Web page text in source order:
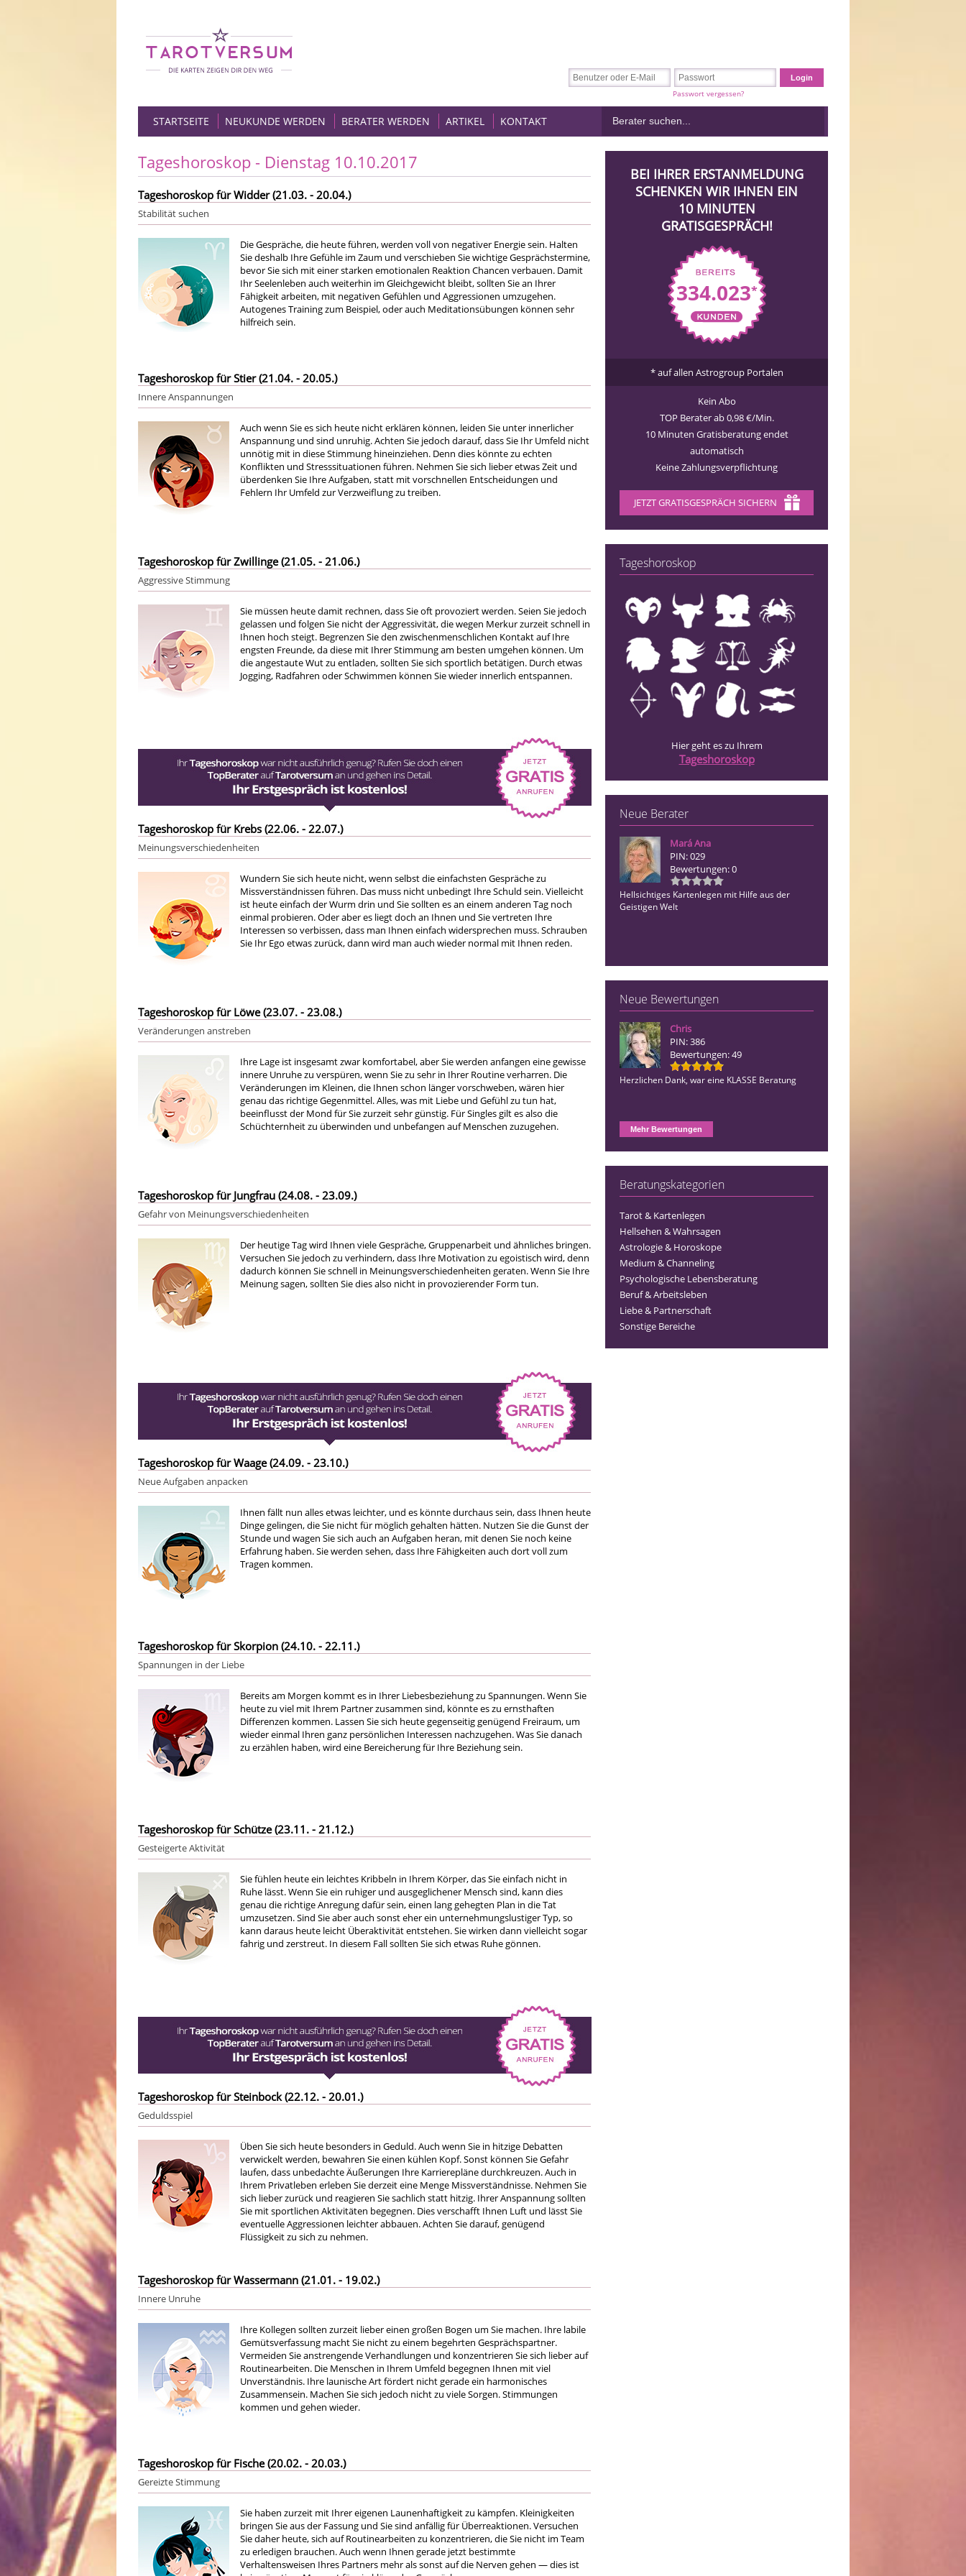
Passwort vergessen?
STARTSEITE NEUKUNDE WERDEN BERATER WERDEN ARTIKEL KONTAKT
BEI IHRER ERSTANMELDUNG
SCHENKEN WIR IHNEN EIN
10 MINUTEN
GRATISGESPRÄCH!
334.023*
* auf allen Astrogroup Portalen
Kein Abo
TOP Berater ab 0,98 €/Min.
10 Minuten Gratisberatung endet
automatisch
Keine Zahlungsverpflichtung
JETZT GRATISGESPRÄCH SICHERN
Tageshoroskop
Hier geht es zu Ihrem
Tageshoroskop
Neue Berater
Mará Ana
PIN: 029
Bewertungen: 0
Hellsichtiges Kartenlegen mit Hilfe aus der
Geistigen Welt
Neue Bewertungen
Chris
PIN: 386
Bewertungen: 49
Herzlichen Dank, war eine KLASSE Beratung
Mehr Bewertungen
Beratungskategorien
Tarot & Kartenlegen
Hellsehen & Wahrsagen
Astrologie & Horoskope
Medium & Channeling
Psychologische Lebensberatung
Beruf & Arbeitsleben
Liebe & Partnerschaft
Sonstige Bereiche
Tageshoroskop - Dienstag 10.10.2017
Tageshoroskop für Widder (21.03. - 20.04.)
Stabilität suchen
Die Gespräche, die heute führen, werden voll von negativer Energie sein. Halten
Sie deshalb Ihre Gefühle im Zaum und verschieben Sie wichtige Gesprächstermine,
bevor Sie sich mit einer starken emotionalen Reaktion Chancen verbauen. Damit
Ihr Seelenleben auch weiterhin im Gleichgewicht bleibt, sollten Sie an Ihrer
Fähigkeit arbeiten, mit negativen Gefühlen und Aggressionen umzugehen.
Autogenes Training zum Beispiel, oder auch Meditationsübungen können sehr
hilfreich sein.
Tageshoroskop für Stier (21.04. - 20.05.)
Innere Anspannungen
Auch wenn Sie es sich heute nicht erklären können, leiden Sie unter innerlicher
Anspannung und sind unruhig. Achten Sie jedoch darauf, dass Sie Ihr Umfeld nicht
unnötig mit in diese Stimmung hineinziehen. Denn dies könnte zu echten
Konflikten und Stresssituationen führen. Nehmen Sie sich lieber etwas Zeit und
überdenken Sie Ihre Aufgaben, statt mit vorschnellen Entscheidungen und
Fehlern Ihr Umfeld zur Verzweiflung zu treiben.
Tageshoroskop für Zwillinge (21.05. - 21.06.)
Aggressive Stimmung
Sie müssen heute damit rechnen, dass Sie oft provoziert werden. Seien Sie jedoch
gelassen und folgen Sie nicht der Aggressivität, die wegen Merkur zurzeit schnell in
Ihnen hoch steigt. Begrenzen Sie den zwischenmenschlichen Kontakt auf Ihre
engsten Freunde, da diese mit Ihrer Stimmung am besten umgehen können. Um
die angestaute Wut zu entladen, sollten Sie sich sportlich betätigen. Durch etwas
Jogging, Radfahren oder Schwimmen können Sie wieder innerlich entspannen.
Tageshoroskop für Krebs (22.06. - 22.07.)
Meinungsverschiedenheiten
Wundern Sie sich heute nicht, wenn selbst die einfachsten Gespräche zu
Missverständnissen führen. Das muss nicht unbedingt Ihre Schuld sein. Vielleicht
ist heute einfach der Wurm drin und Sie sollten es an einem anderen Tag noch
einmal probieren. Oder aber es liegt doch an Ihnen und Sie vertreten Ihre
Interessen so verbissen, dass man Ihnen einfach widersprechen muss. Schrauben
Sie Ihr Ego etwas zurück, dann wird man auch wieder normal mit Ihnen reden.
Tageshoroskop für Löwe (23.07. - 23.08.)
Veränderungen anstreben
Ihre Lage ist insgesamt zwar komfortabel, aber Sie werden anfangen eine gewisse
innere Unruhe zu verspüren, wenn Sie zu sehr in Ihrer Routine verharren. Die
Veränderungen im Kleinen, die Ihnen schon länger vorschweben, wären hier
genau das richtige Gegenmittel. Alles, was mit Liebe und Gefühl zu tun hat,
beeinflusst der Mond für Sie zurzeit sehr günstig. Für Singles gilt es also die
Schüchternheit zu überwinden und unbefangen auf Menschen zuzugehen.
Tageshoroskop für Jungfrau (24.08. - 23.09.)
Gefahr von Meinungsverschiedenheiten
Der heutige Tag wird Ihnen viele Gespräche, Gruppenarbeit und ähnliches bringen.
Versuchen Sie jedoch zu verhindern, dass Ihre Motivation zu egoistisch wird, denn
dadurch können Sie schnell in Meinungsverschiedenheiten geraten. Wenn Sie Ihre
Meinung sagen, sollten Sie dies also nicht in provozierender Form tun.
Tageshoroskop für Waage (24.09. - 23.10.)
Neue Aufgaben anpacken
Ihnen fällt nun alles etwas leichter, und es könnte durchaus sein, dass Ihnen heute
Dinge gelingen, die Sie nicht für möglich gehalten hätten. Nutzen Sie die Gunst der
Stunde und wagen Sie sich auch an Aufgaben heran, mit denen Sie noch keine
Erfahrung haben. Sie werden sehen, dass Ihre Fähigkeiten auch dort voll zum
Tragen kommen.
Tageshoroskop für Skorpion (24.10. - 22.11.)
Spannungen in der Liebe
Bereits am Morgen kommt es in Ihrer Liebesbeziehung zu Spannungen. Wenn Sie
heute zu viel mit Ihrem Partner zusammen sind, könnte es zu ernsthaften
Differenzen kommen. Lassen Sie sich heute gegenseitig genügend Freiraum, um
wieder einmal Ihren ganz persönlichen Interessen nachzugehen. Was Sie danach
zu erzählen haben, wird eine Bereicherung für Ihre Beziehung sein.
Tageshoroskop für Schütze (23.11. - 21.12.)
Gesteigerte Aktivität
Sie fühlen heute ein leichtes Kribbeln in Ihrem Körper, das Sie einfach nicht in
Ruhe lässt. Wenn Sie ein ruhiger und ausgeglichener Mensch sind, kann dies
genau die richtige Anregung dafür sein, einen lang gehegten Plan in die Tat
umzusetzen. Sind Sie aber auch sonst eher ein unternehmungslustiger Typ, so
kann daraus heute leicht Überaktivität entstehen. Sie wirken dann vielleicht sogar
fahrig und zerstreut. In diesem Fall sollten Sie sich etwas Ruhe gönnen.
Tageshoroskop für Steinbock (22.12. - 20.01.)
Geduldsspiel
Üben Sie sich heute besonders in Geduld. Auch wenn Sie in hitzige Debatten
verwickelt werden, bewahren Sie einen kühlen Kopf. Sonst können Sie Gefahr
laufen, dass unbedachte Äußerungen Ihre Karrierepläne durchkreuzen. Auch in
Ihrem Privatleben erleben Sie derzeit eine Menge Missverständnisse. Nehmen Sie
sich lieber zurück und reagieren Sie sachlich statt hitzig. Ihrer Anspannung sollten
Sie mit sportlichen Aktivitäten begegnen. Dies verschafft Ihnen Luft und lässt Sie
eventuelle Aggressionen leichter abbauen. Achten Sie darauf, genügend
Flüssigkeit zu sich zu nehmen.
Tageshoroskop für Wassermann (21.01. - 19.02.)
Innere Unruhe
Ihre Kollegen sollten zurzeit lieber einen großen Bogen um Sie machen. Ihre labile
Gemütsverfassung macht Sie nicht zu einem begehrten Gesprächspartner.
Vermeiden Sie anstrengende Verhandlungen und konzentrieren Sie sich lieber auf
Routinearbeiten. Die Menschen in Ihrem Umfeld begegnen Ihnen mit viel
Unverständnis. Ihre launische Art fördert nicht gerade ein harmonisches
Zusammensein. Machen Sie sich jedoch nicht zu viele Sorgen. Stimmungen
kommen und gehen wieder.
Tageshoroskop für Fische (20.02. - 20.03.)
Gereizte Stimmung
Sie haben zurzeit mit Ihrer eigenen Launenhaftigkeit zu kämpfen. Kleinigkeiten
bringen Sie aus der Fassung und Sie sind anfällig für Überreaktionen. Versuchen
Sie daher heute, sich auf Routinearbeiten zu konzentrieren, die Sie nicht im Team
zu erledigen brauchen. Auch wenn Ihnen gerade jetzt bestimmte
Verhaltensweisen Ihres Partners mehr als sonst auf die Nerven gehen — dies ist